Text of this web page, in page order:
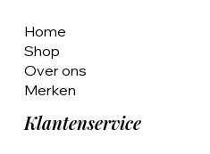
Home
Shop
Over ons
Merken
Klantenservice